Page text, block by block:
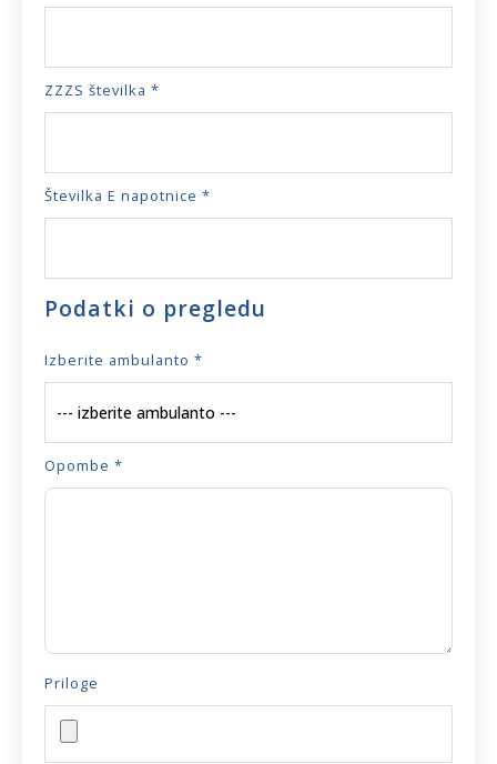
ZZZS številka *
Številka E napotnice *
Podatki o pregledu
Izberite ambulanto *
Opombe *
Priloge